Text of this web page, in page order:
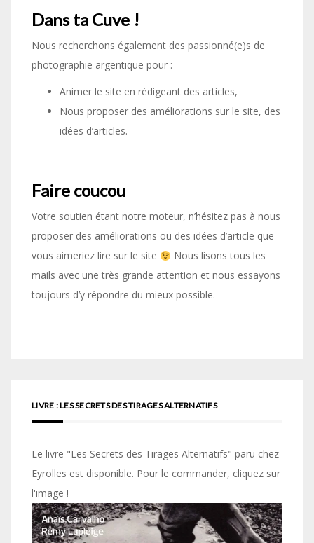
Dans ta Cuve !
Nous recherchons également des passionné(e)s de
photographie argentique pour :
Animer le site en rédigeant des articles,
Nous proposer des améliorations sur le site, des
idées d’articles.
Faire coucou
Votre soutien étant notre moteur, n’hésitez pas à nous
proposer des améliorations ou des idées d’article que
vous aimeriez lire sur le site
Nous lisons tous les
mails avec une très grande attention et nous essayons
toujours d’y répondre du mieux possible.
LIVRE : LES SECRETS DES TIRAGES ALTERNATIFS
Le livre "Les Secrets des Tirages Alternatifs" paru chez
Eyrolles est disponible. Pour le commander, cliquez sur
l'image !